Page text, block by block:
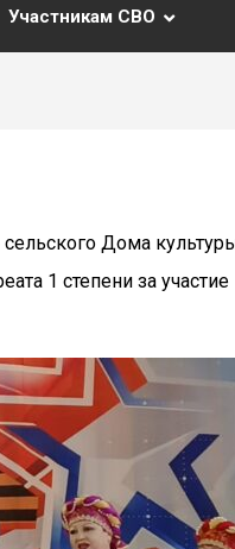
Участникам СВО
Дома
1 степени за